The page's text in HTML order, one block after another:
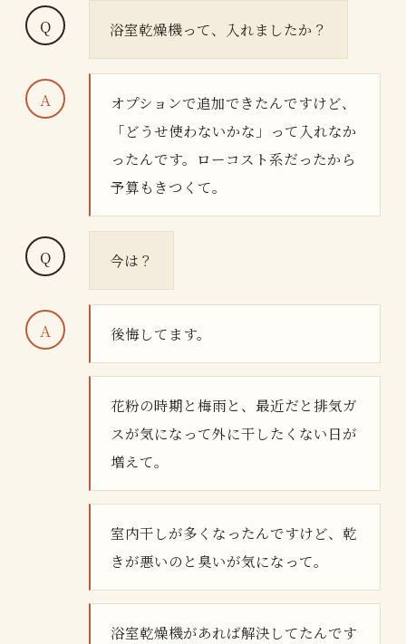
浴室乾燥機って、入れましたか？
オプションで追加できたんですけど、
「どうせ使わないかな」って入れなか
ったんです。ローコスト系だったから
予算もきつくて。
今は？
後悔してます。
花粉の時期と梅雨と、最近だと排気ガ
スが気になって外に干したくない日が
増えて。
室内干しが多くなったんですけど、乾
きが悪いのと臭いが気になって。
浴室乾燥機があれば解決してたんです